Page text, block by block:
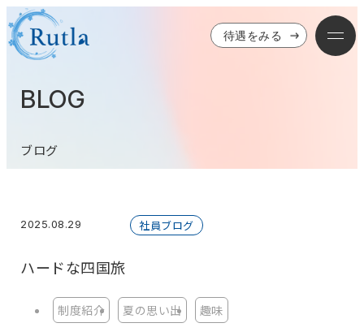
待遇をみる
BLOG
ブログ
2025.08.29 社員ブログ
ハードな四国旅
制度紹介 夏の思い出 趣味